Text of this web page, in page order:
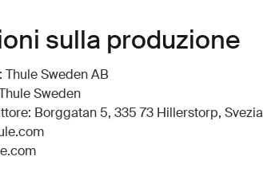
sulla produzione
Sweden AB
Sweden
Borggatan 5, 335 73 Hillerstorp, Svezia